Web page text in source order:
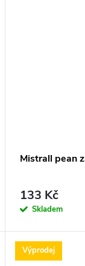
Mistrall pean
133 Kč
Skladem
Výprodej